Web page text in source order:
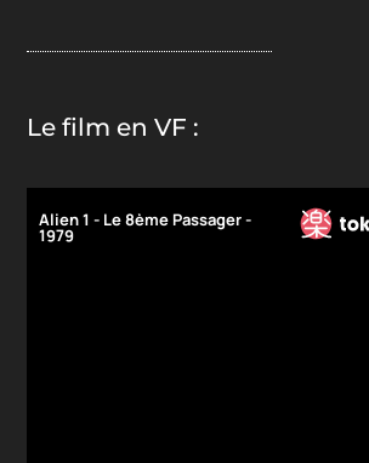
Le film en VF :